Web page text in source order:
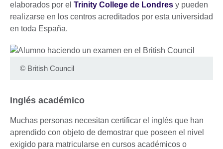
elaborados por el Trinity College de Londres y pueden
realizarse en los centros acreditados por esta universidad
en toda España.
© British Council
Inglés académico
Muchas personas necesitan certificar el inglés que han
aprendido con objeto de demostrar que poseen el nivel
exigido para matricularse en cursos académicos o